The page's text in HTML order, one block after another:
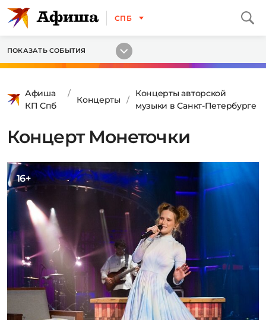
СПБ
ПОКАЗАТЬ СОБЫТИЯ
Афиша
КП Спб
Концерты
Концерты авторской
музыки в Санкт-Петербурге
Концерт Монеточки
16+